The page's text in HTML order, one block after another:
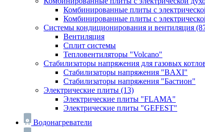
Комбинированные плиты с
Комбинированные плиты с
Системы кондиционирования и вентиляция
Вентиляция
Сплит системы
Тепловентиляторы "Volcano"
Стабилизаторы напряжения для газовых
Стабилизаторы напряжения "BAXI"
Стабилизаторы напряжения "Бастион"
Электрические плиты (13)
Электрические плиты "FLAMA"
Электрические плиты "GEFEST"
Водонагреватели